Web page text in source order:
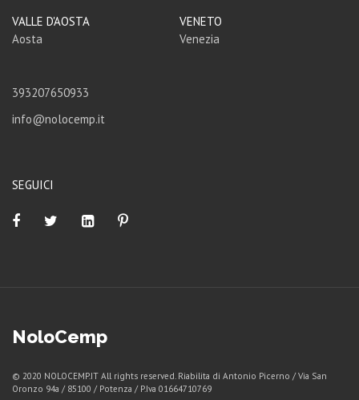
VALLE D'AOSTA
Aosta
VENETO
Venezia
393207650933
info@nolocemp.it
SEGUICI
NoloCemp
© 2020 NOLOCEMP.IT All rights reserved. Riabilita di Antonio Picerno / Via San
Oronzo 94a / 85100 / Potenza / P.Iva 01664710769